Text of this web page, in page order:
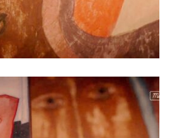
Karbownik, Nowosielski (2)